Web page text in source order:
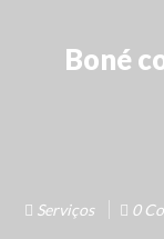
Boné
Serviços 0